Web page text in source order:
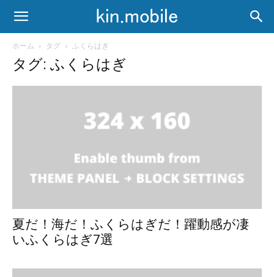
ホーム タグ ふくらはぎ
タグ: ふくらはぎ
夏だ！海だ！ふくらはぎだ！躍動感が凄
いふくらはぎ7選